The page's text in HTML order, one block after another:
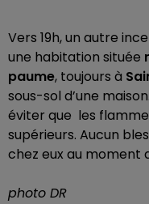
Vers 19h, un autre
une habitation située
paume, toujours à
sous-sol d’une
éviter que les
supérieurs. Aucun
chez eux au moment
photo DR